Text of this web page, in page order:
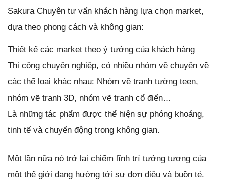
Sakura Chuyên tư vấn khách hàng lựa chọn market,
dựa theo phong cách và không gian:
Thiết kế các market theo ý tưởng của khách hàng
Thi công chuyên nghiệp, có nhiều nhóm vẽ chuyên về
các thể loại khác nhau: Nhóm vẽ tranh tường teen,
nhóm vẽ tranh 3D, nhóm vẽ tranh cổ điển…
Là những tác phẩm được thể hiện sự phóng khoáng,
tinh tế và chuyển động trong không gian.
Một lần nữa nó trở lại chiếm lĩnh trí tưởng tượng của
một thế giới đang hướng tới sự đơn điệu và buồn tẻ.